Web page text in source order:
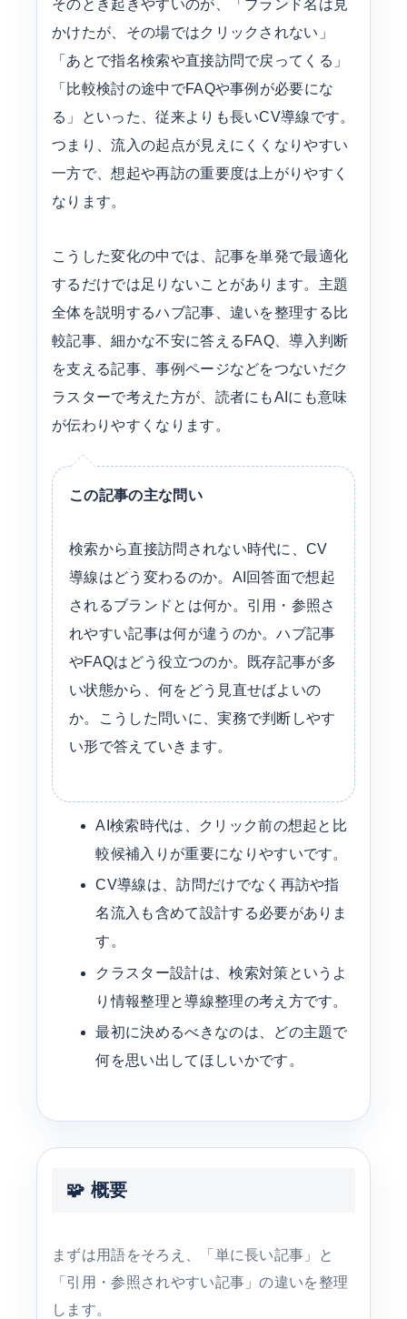
そのとき起きやすいのが、「ブランド名は見
かけたが、その場ではクリックされない」
「あとで指名検索や直接訪問で戻ってくる」
「比較検討の途中でFAQや事例が必要にな
る」といった、従来よりも長いCV導線です。
つまり、流入の起点が見えにくくなりやすい
一方で、想起や再訪の重要度は上がりやすく
なります。
こうした変化の中では、記事を単発で最適化
するだけでは足りないことがあります。主題
全体を説明するハブ記事、違いを整理する比
較記事、細かな不安に答えるFAQ、導入判断
を支える記事、事例ページなどをつないだク
ラスターで考えた方が、読者にもAIにも意味
が伝わりやすくなります。
この記事の主な問い
検索から直接訪問されない時代に、CV
導線はどう変わるのか。AI回答面で想起
されるブランドとは何か。引用・参照さ
れやすい記事は何が違うのか。ハブ記事
やFAQはどう役立つのか。既存記事が多
い状態から、何をどう見直せばよいの
か。こうした問いに、実務で判断しやす
い形で答えていきます。
AI検索時代は、クリック前の想起と比
較候補入りが重要になりやすいです。
CV導線は、訪問だけでなく再訪や指
名流入も含めて設計する必要がありま
す。
クラスター設計は、検索対策というよ
り情報整理と導線整理の考え方です。
最初に決めるべきなのは、どの主題で
何を思い出してほしいかです。
🧩 概要
まずは用語をそろえ、「単に長い記事」と
「引用・参照されやすい記事」の違いを整理
します。